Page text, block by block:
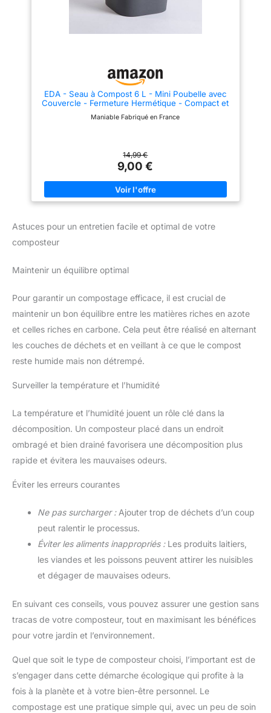
résidus collés. FACILE À
NETTOYER & LAVABLE - Toutes
VERT SAUGE ÉLÉGANT &
NATUREL - Avec sa teinte verte
douce, cette poubelle compost
sous vide s'intègre parfaitement
modernes. 6L de capacité - le
et complet. Il suffit de retirer la
pièce amovible et de placer le
déchets alimentaires pour le
déchets de cuisine, elle
contribue à un environnement
habitudes écoresponsables au
comprend une poignée pour un
transport facile, en faisant un
accessoire fiable pour votre
EDA - Seau à Compost 6 L - Mini Poubelle avec
Couvercle - Fermeture Hermétique - Compact et
Maniable Fabriqué en France
14,99 €
9,00 €
Astuces pour un entretien facile et optimal de votre
composteur
Maintenir un équilibre optimal
Pour garantir un compostage efficace, il est crucial de
maintenir un bon équilibre entre les matières riches en azote
et celles riches en carbone. Cela peut être réalisé en alternant
les couches de déchets et en veillant à ce que le compost
reste humide mais non détrempé.
Surveiller la température et l’humidité
La température et l’humidité jouent un rôle clé dans la
décomposition. Un composteur placé dans un endroit
ombragé et bien drainé favorisera une décomposition plus
rapide et évitera les mauvaises odeurs.
Éviter les erreurs courantes
Ne pas surcharger :Ajouter trop de déchets d’un coup
peut ralentir le processus.
Éviter les aliments inappropriés :Les produits laitiers,
les viandes et les poissons peuvent attirer les nuisibles
et dégager de mauvaises odeurs.
En suivant ces conseils, vous pouvez assurer une gestion sans
tracas de votre composteur, tout en maximisant les bénéfices
pour votre jardin et l’environnement.
Quel que soit le type de composteur choisi, l’important est de
s’engager dans cette démarche écologique qui profite à la
fois à la planète et à votre bien-être personnel. Le
compostage est une pratique simple qui, avec un peu de soin